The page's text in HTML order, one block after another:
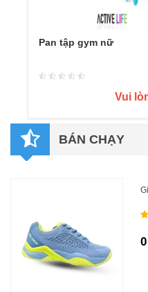
Pan tập gym nữ
Vui
BÁN CHẠY